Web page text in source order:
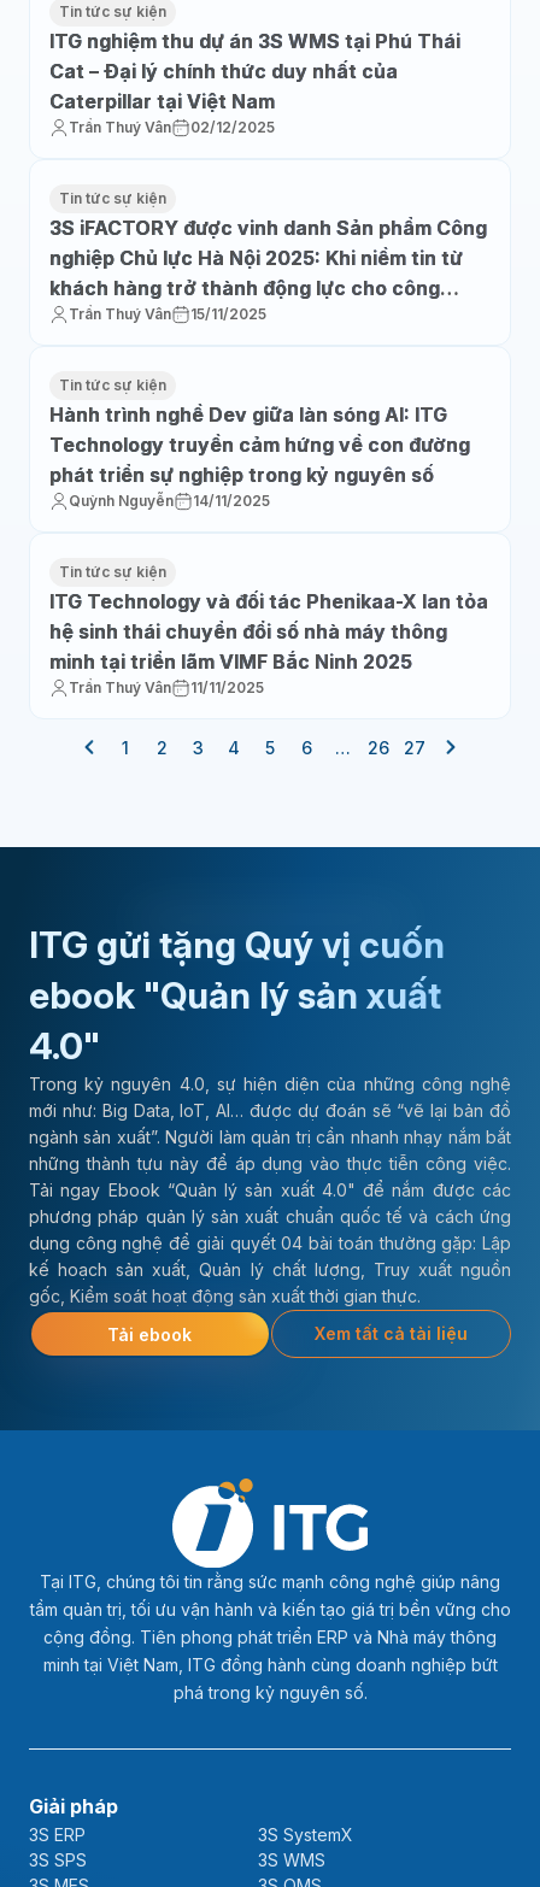
Tin tức sự kiện
ITG nghiệm thu dự án 3S WMS tại Phú Thái
Cat – Đại lý chính thức duy nhất của
Caterpillar tại Việt Nam
Trần Thuý Vân 02/12/2025
Tin tức sự kiện
3S iFACTORY được vinh danh Sản phẩm Công
nghiệp Chủ lực Hà Nội 2025: Khi niềm tin từ
khách hàng trở thành động lực cho công
nghệ Việt bứt phá
Trần Thuý Vân 15/11/2025
Tin tức sự kiện
Hành trình nghề Dev giữa làn sóng AI: ITG
Technology truyền cảm hứng về con đường
phát triển sự nghiệp trong kỷ nguyên số
Quỳnh Nguyễn 14/11/2025
Tin tức sự kiện
ITG Technology và đối tác Phenikaa-X lan tỏa
hệ sinh thái chuyển đổi số nhà máy thông
minh tại triển lãm VIMF Bắc Ninh 2025
Trần Thuý Vân 11/11/2025
1 2 3 4 5 6 … 26 27
ITG gửi tặng Quý vị cuốn
ebook "Quản lý sản xuất
4.0"
Trong kỷ nguyên 4.0, sự hiện diện của những công nghệ
mới như: Big Data, IoT, AI… được dự đoán sẽ “vẽ lại bản đồ
ngành sản xuất”. Người làm quản trị cần nhanh nhạy nắm bắt
những thành tựu này để áp dụng vào thực tiễn công việc.
Tải ngay Ebook “Quản lý sản xuất 4.0" để nắm được các
phương pháp quản lý sản xuất chuẩn quốc tế và cách ứng
dụng công nghệ để giải quyết 04 bài toán thường gặp: Lập
kế hoạch sản xuất, Quản lý chất lượng, Truy xuất nguồn
gốc, Kiểm soát hoạt động sản xuất thời gian thực.
Tải ebook
Xem tất cả tài liệu
Tại ITG, chúng tôi tin rằng sức mạnh công nghệ giúp nâng
tầm quản trị, tối ưu vận hành và kiến tạo giá trị bền vững cho
cộng đồng. Tiên phong phát triển ERP và Nhà máy thông
minh tại Việt Nam, ITG đồng hành cùng doanh nghiệp bứt
phá trong kỷ nguyên số.
Giải pháp
3S ERP
3S SystemX
3S SPS
3S WMS